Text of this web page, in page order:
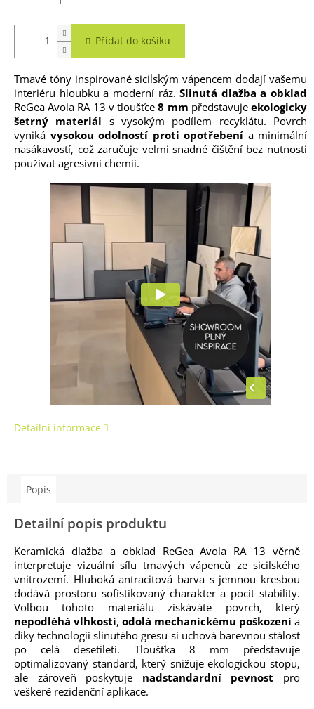
Přidat do košíku
Tmavé tóny inspirované sicilským vápencem dodají vašemu
interiéru hloubku a moderní ráz.Slinutá dlažba a obklad
ReGea Avola RA 13 v tloušťce8 mm představujeekologicky
šetrný materiál s vysokým podílem recyklátu. Povrch
vyniká vysokou odolností proti opotřebení a minimální
nasákavostí, což zaručuje velmi snadné čištění bez nutnosti
používat agresivní chemii.
Detailní informace
Popis
Detailní popis produktu
Keramická dlažba a obklad ReGea Avola RA 13 věrně
interpretuje vizuální sílu tmavých vápenců ze sicilského
vnitrozemí. Hluboká antracitová barva s jemnou kresbou
dodává prostoru sofistikovaný charakter a pocit stability.
Volbou tohoto materiálu získáváte povrch, který
nepodléhá vlhkosti, odolá mechanickému poškození a
díky technologii slinutého gresu si uchová barevnou stálost
po celá desetiletí. Tloušťka 8 mm představuje
optimalizovaný standard, který snižuje ekologickou stopu,
ale zároveň poskytuje nadstandardní pevnost pro
veškeré rezidenční aplikace.